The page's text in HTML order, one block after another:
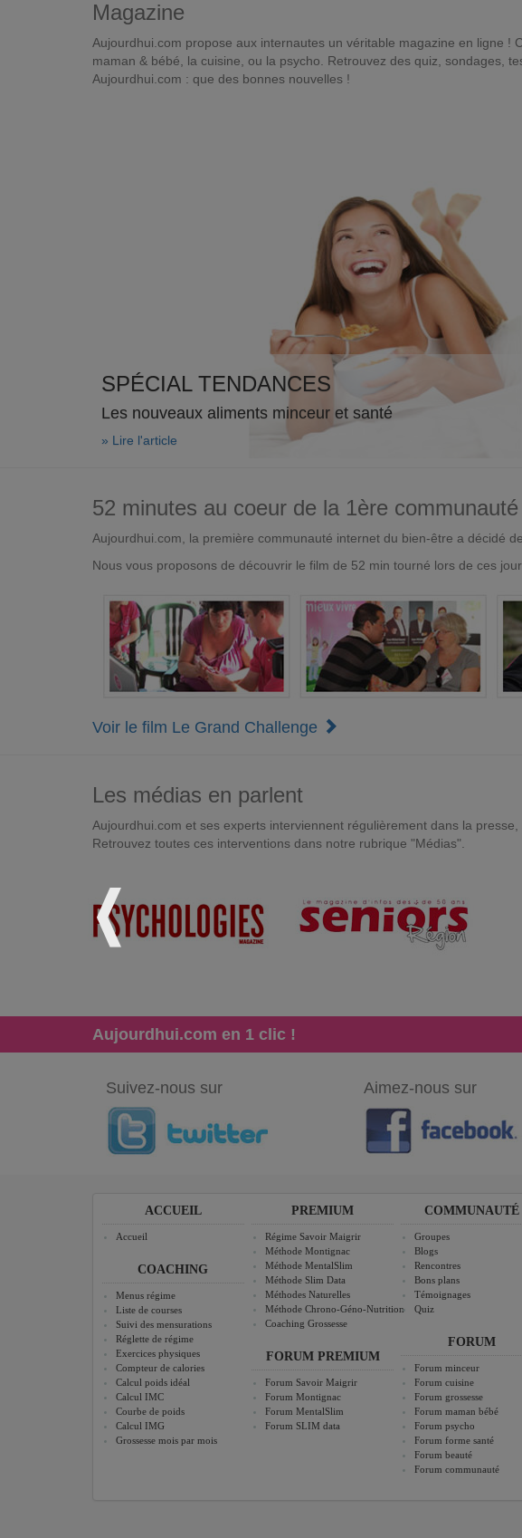
Magazine
Aujourdhui.com propose aux internautes un véritable magazine en ligne
maman & bébé, la cuisine, ou la psycho. Retrouvez des quiz, sondages,
Aujourdhui.com : que des bonnes nouvelles !
SPÉCIAL TENDANCES
Les nouveaux aliments minceur et santé
» Lire l'article
52 minutes au coeur de la 1ère
Aujourdhui.com, la première communauté internet du bien-être a décidé
Nous vous proposons de découvrir le film de 52 min tourné lors de ces
Voir le film Le Grand Challenge
Les médias en parlent
Aujourdhui.com et ses experts interviennent régulièrement dans la
Retrouvez toutes ces interventions dans notre rubrique "Médias".
Aujourdhui.com en 1 clic !
Suivez-nous sur Aimez-nous sur
ACCUEIL
Accueil
COACHING
Menus régime
Liste de courses
Suivi des mensurations
Réglette de régime
Exercices physiques
Compteur de calories
Calcul poids idéal
Calcul IMC
Courbe de poids
Calcul IMG
Grossesse mois par mois
PREMIUM
Régime Savoir Maigrir
Méthode Montignac
Méthode MentalSlim
Méthode Slim Data
Méthodes Naturelles
Méthode Chrono-Géno-Nutrition
Coaching Grossesse
FORUM PREMIUM
Forum Savoir Maigrir
Forum Montignac
Forum MentalSlim
Forum SLIM data
COMMUNAUTÉ
Groupes
Blogs
Rencontres
Bons plans
Témoignages
Quiz
FORUM
Forum minceur
Forum cuisine
Forum grossesse
Forum maman bébé
Forum psycho
Forum forme santé
Forum beauté
Forum communauté